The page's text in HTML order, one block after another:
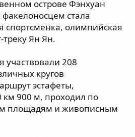
острове Фэнхуан
стала
спортсменка, олимпийская
Ян Ян.
участвовали 208
кругов
эстафеты,
км 900 м, проходил по
площадям и живописным